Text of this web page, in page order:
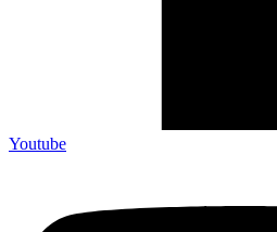
Youtube